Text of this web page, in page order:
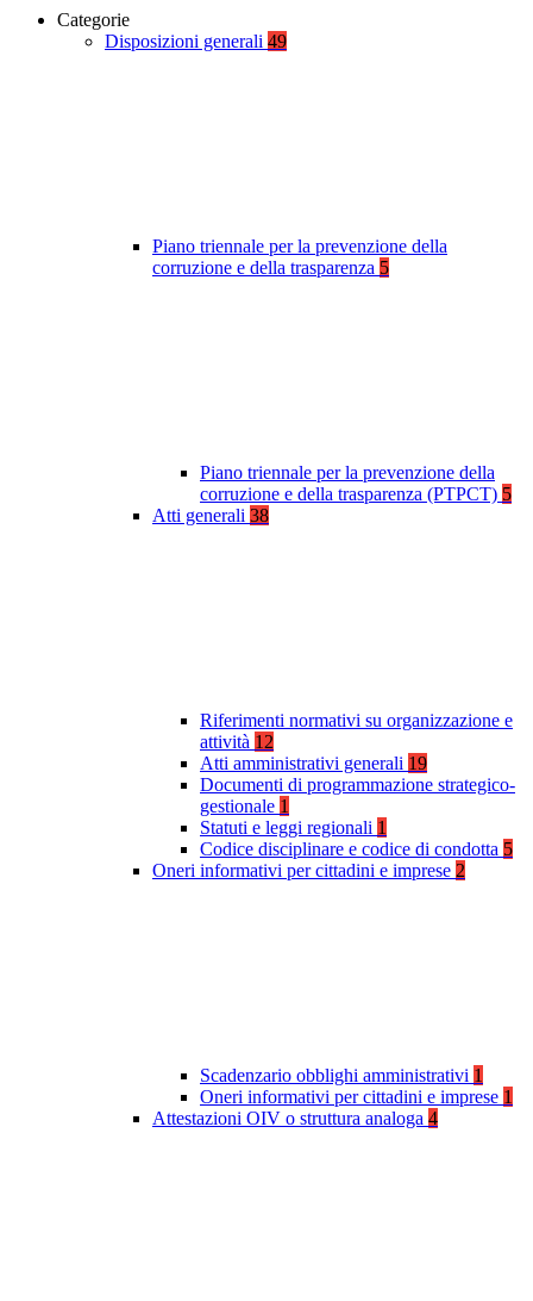
Categorie
Disposizioni generali 49
Piano triennale per la prevenzione della
corruzione e della trasparenza 5
Piano triennale per la prevenzione della
corruzione e della trasparenza (PTPCT) 5
Atti generali 38
Riferimenti normativi su organizzazione e
attività 12
Atti amministrativi generali 19
Documenti di programmazione strategico-
gestionale 1
Statuti e leggi regionali 1
Codice disciplinare e codice di condotta 5
Oneri informativi per cittadini e imprese 2
Scadenzario obblighi amministrativi 1
Oneri informativi per cittadini e imprese 1
Attestazioni OIV o struttura analoga 4